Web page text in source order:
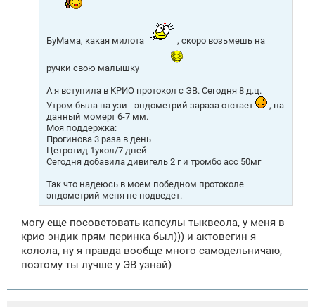
БуМама, какая милота , скоро возьмешь на
ручки свою малышку
А я вступила в КРИО протокол с ЭВ. Сегодня 8 д.ц.
Утром была на узи - эндометрий зараза отстает
, на
данный момерт 6-7 мм.
Моя поддержка:
Прогинова 3 раза в день
Цетротид 1укол/7 дней
Сегодня добавила дивигель 2 г и тромбо асс 50мг
Так что надеюсь в моем победном протоколе
эндометрий меня не подведет.
могу еще посоветовать капсулы тыквеола, у меня в
крио эндик прям перинка был))) и актовегин я
колола, ну я правда вообще много самодельничаю,
поэтому ты лучше у ЭВ узнай)